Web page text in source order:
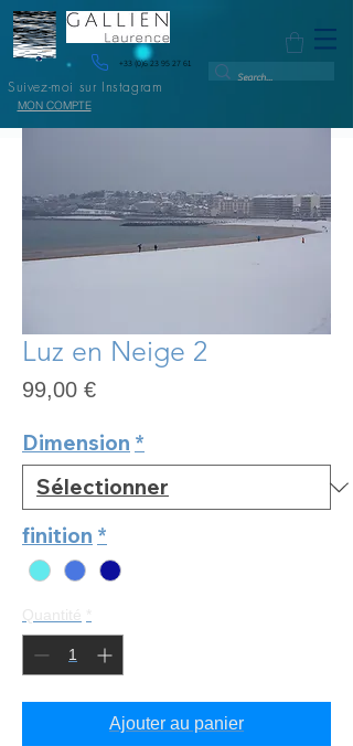
+33 (0)6 23 95 27 61
Suivez-moi sur Instagram
MON COMPTE
Luz en Neige 2
99,00 €Prix
Dimension *
finition *
Ajouter au panier